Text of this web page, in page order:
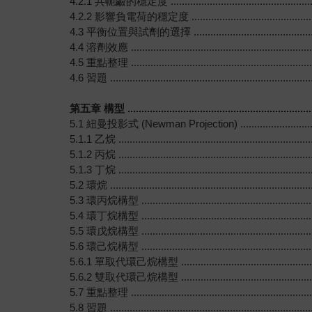
4.2.2 影響負電荷的穩定度
4.3 平衡位置與試劑的選擇
4.4 溶劑效應
4.5 重點整理
4.6 習題
第五章 構型
5.1 紐曼投影式 (Newman Projection)
5.1.1 乙烷
5.1.2 丙烷
5.1.3 丁烷
5.2 環烷
5.3 環丙烷構型
5.4 環丁烷構型
5.5 環戊烷構型
5.6 環己烷構型
5.6.1 單取代環己烷構型
5.6.2 雙取代環己烷構型
5.7 重點整理
5.8 習題